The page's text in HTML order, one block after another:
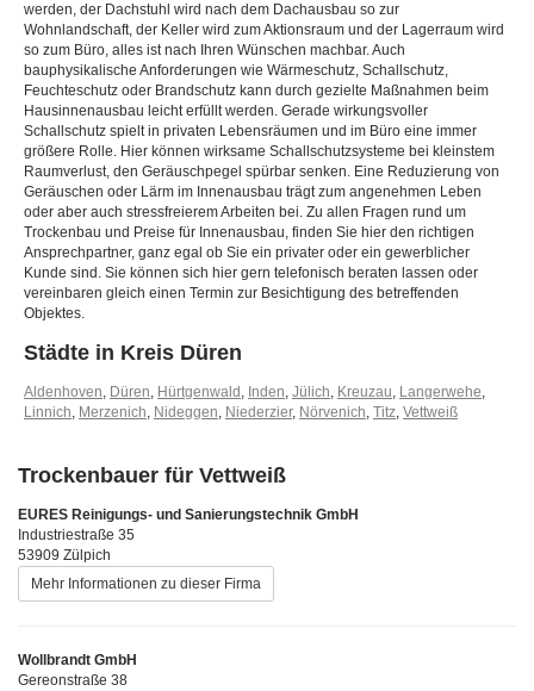
werden, der Dachstuhl wird nach dem Dachausbau so zur
Wohnlandschaft, der Keller wird zum Aktionsraum und der Lagerraum wird
so zum Büro, alles ist nach Ihren Wünschen machbar. Auch
bauphysikalische Anforderungen wie Wärmeschutz, Schallschutz,
Feuchteschutz oder Brandschutz kann durch gezielte Maßnahmen beim
Hausinnenausbau leicht erfüllt werden. Gerade wirkungsvoller
Schallschutz spielt in privaten Lebensräumen und im Büro eine immer
größere Rolle. Hier können wirksame Schallschutzsysteme bei kleinstem
Raumverlust, den Geräuschpegel spürbar senken. Eine Reduzierung von
Geräuschen oder Lärm im Innenausbau trägt zum angenehmen Leben
oder aber auch stressfreierem Arbeiten bei. Zu allen Fragen rund um
Trockenbau und Preise für Innenausbau, finden Sie hier den richtigen
Ansprechpartner, ganz egal ob Sie ein privater oder ein gewerblicher
Kunde sind. Sie können sich hier gern telefonisch beraten lassen oder
vereinbaren gleich einen Termin zur Besichtigung des betreffenden
Objektes.
Städte in Kreis Düren
Aldenhoven, Düren, Hürtgenwald , Inden, Jülich, Kreuzau, Langerwehe,
Linnich, Merzenich, Nideggen, Niederzier, Nörvenich, Titz, Vettweiß
Trockenbauer für Vettweiß
EURES Reinigungs- und Sanierungstechnik GmbH
Industriestraße 35
53909 Zülpich
Mehr Informationen zu dieser Firma
Wollbrandt GmbH
Gereonstraße 38